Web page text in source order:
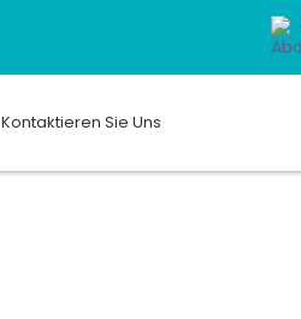
Kontaktieren Sie Uns